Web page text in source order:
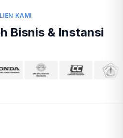
KAMI
Bisnis & Instansi